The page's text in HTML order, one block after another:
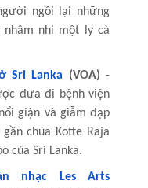
ngồi lại những
nhi một ly cà
Sri Lanka (VOA) -
đưa đi bệnh viện
giận và giẫm đạp
chùa Kotte Raja
của Sri Lanka.
nhạc Les Arts